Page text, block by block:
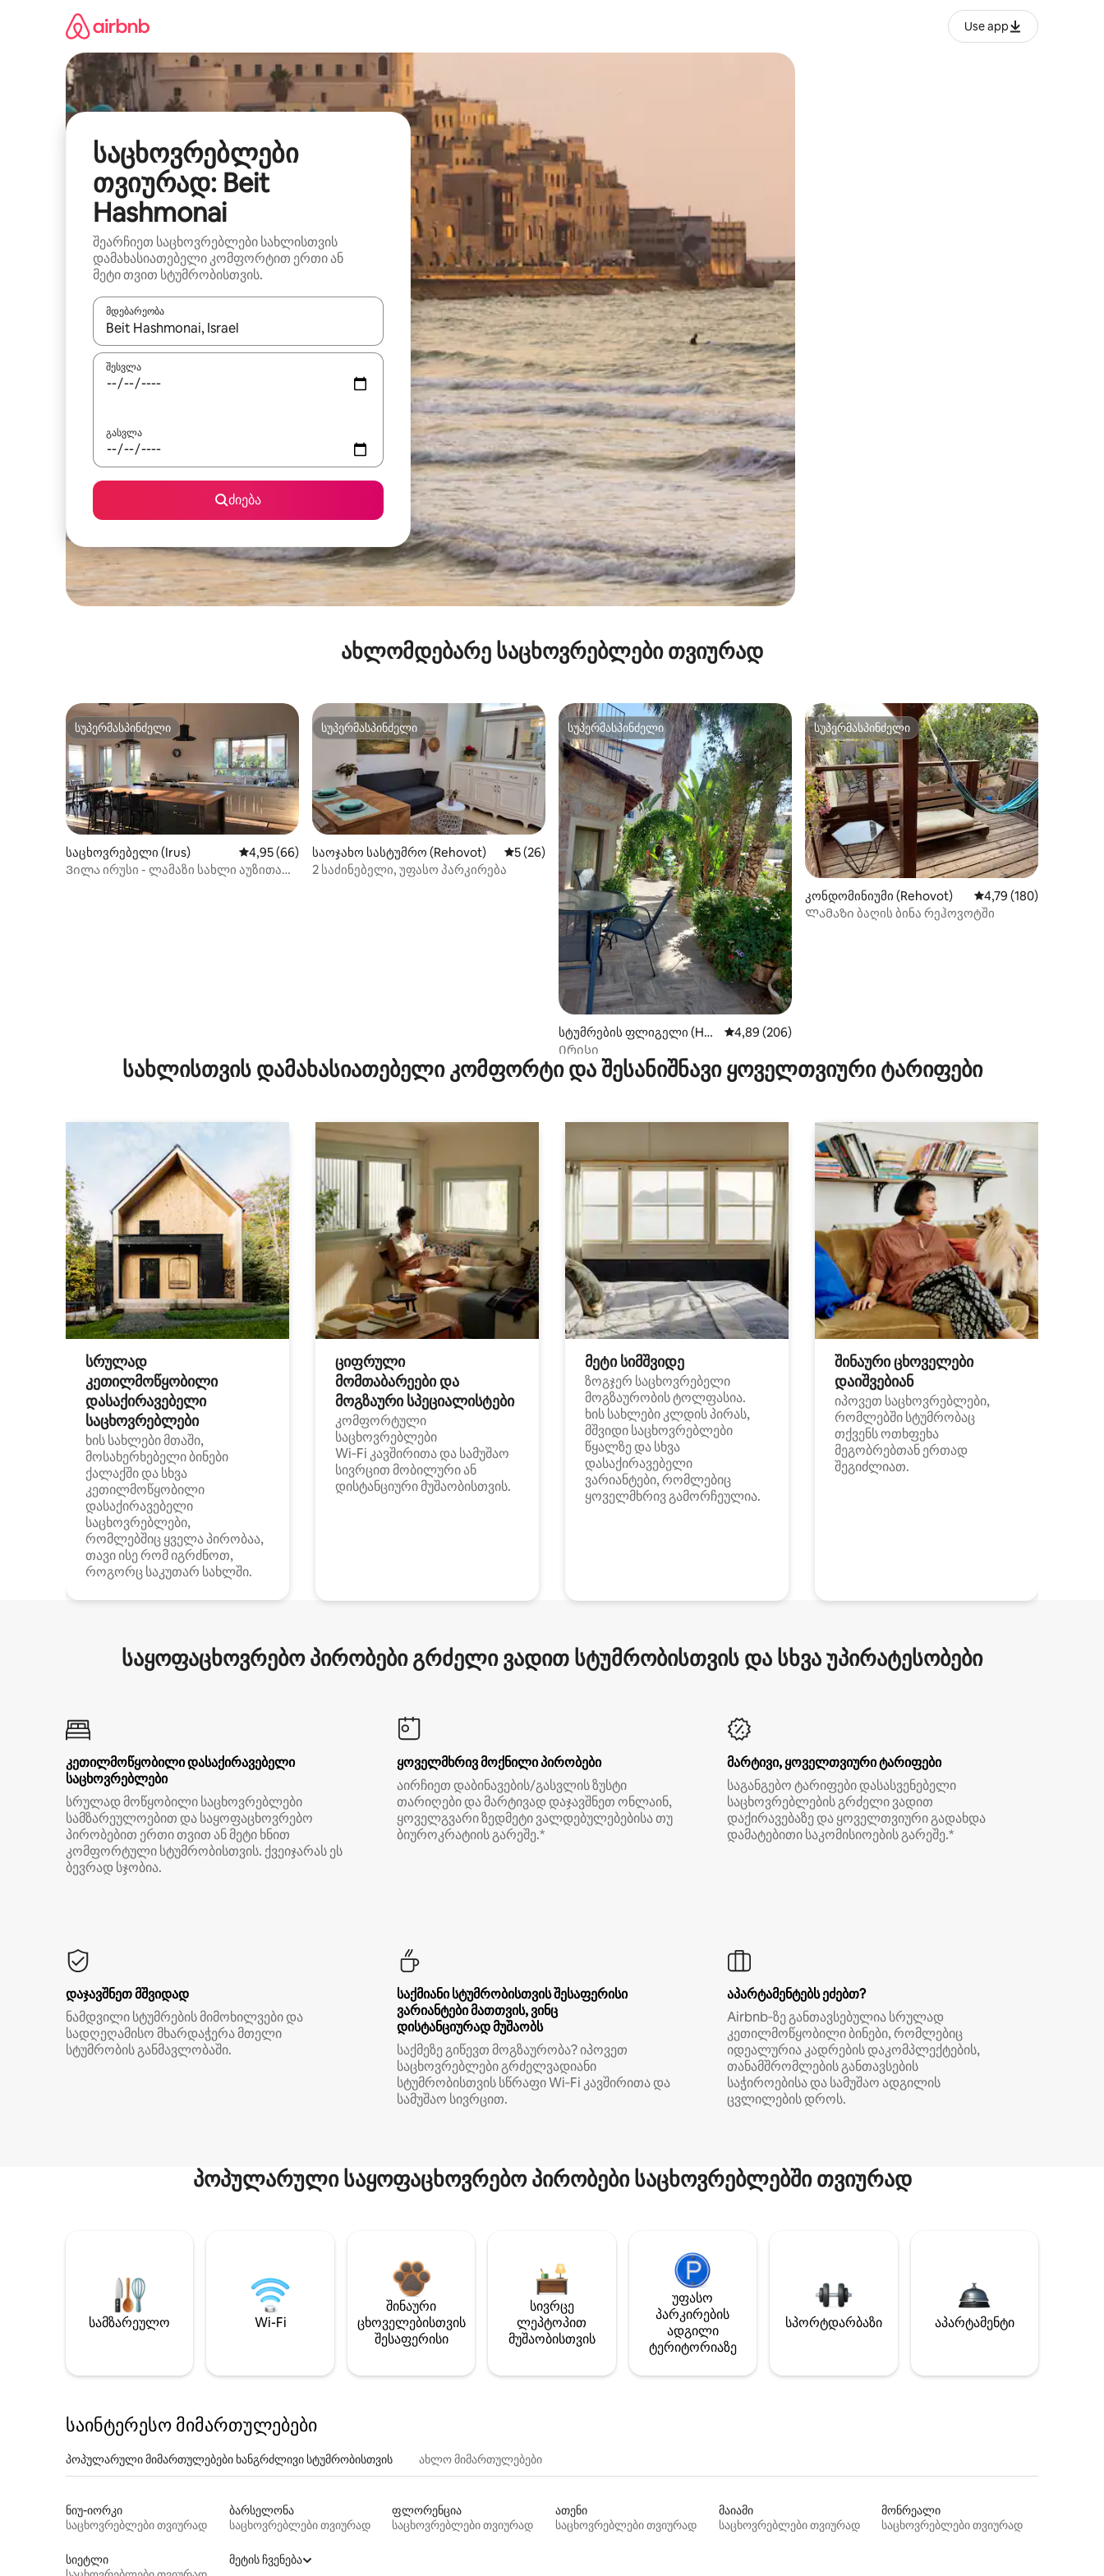
Use app
საცხოვრებლები
თვიურად: Beit
Hashmonai
შეარჩიეთ საცხოვრებლები სახლისთვის
დამახასიათებელი კომფორტით ერთი ან
მეტი თვით სტუმრობისთვის.
მდებარეობა
როცა შედეგები ხელმისაწვდომი გახდება, ნავიგაციისთვის გამოიყენეთ კლავიშები ზემოთ/ქვემოთ მიმართული ისრებით ან შეხებისა თუ თითის გასმის ჟესტები.
შესვლა
გასვლა
ძიება
ახლომდებარე საცხოვრებლები თვიურად
სუპერმასპინძელი
სუპერმასპინძელი
საცხოვრებელი (Irus) საშუალო შეფასებაა 5‑დან 4,95, 66 მიმოხილვა
4,95 (66)
Ვილა ირუსი - ლამაზი სახლი აუზითა
სუპერმასპინძელი
სუპერმასპინძელი
საოჯახო სასტუმრო (Rehovot) საშუალო შეფასებაა 5‑დან 5, 26 მიმოხილვა
5 (26)
2 საძინებელი, უფასო პარკირება
სუპერმასპინძელი
სუპერმასპინძელი
სტუმრების ფლიგელი (Has
hmona'im)
საშუალო შეფასებაა 5‑დან 4,89, 206 მიმოხილვა
4,89 (206)
Ირისი
სუპერმასპინძელი
სუპერმასპინძელი
კონდომინიუმი (Rehovot) საშუალო შეფასებაა
4,79 (180)
Ლამაზი ბაღის ბინა რეჰოვოტში
სახლისთვის დამახასიათებელი კომფორტი და შესანიშნავი ყოველთვიური ტარიფები
სრულად
კეთილმოწყობილი
დასაქირავებელი
საცხოვრებლები
ხის სახლები მთაში,
მოსახერხებელი ბინები
ქალაქში და სხვა
კეთილმოწყობილი
დასაქირავებელი
საცხოვრებლები,
რომლებშიც ყველა პირობაა,
თავი ისე რომ იგრძნოთ,
როგორც საკუთარ სახლში.
ციფრული
მომთაბარეები და
მოგზაური სპეციალისტები
კომფორტული
საცხოვრებლები
Wi‑Fi კავშირითა და სამუშაო
სივრცით მობილური ან
დისტანციური მუშაობისთვის.
მეტი სიმშვიდე
ზოგჯერ საცხოვრებელი
მოგზაურობის ტოლფასია.
ხის სახლები კლდის პირას,
მშვიდი საცხოვრებლები
წყალზე და სხვა
დასაქირავებელი
ვარიანტები, რომლებიც
ყოველმხრივ გამორჩეულია.
შინაური ცხოველები
დაიშვებიან
იპოვეთ საცხოვრებლები,
რომლებში სტუმრობაც
თქვენს ოთხფეხა
მეგობრებთან ერთად
შეგიძლიათ.
საყოფაცხოვრებო პირობები გრძელი ვადით სტუმრობისთვის და სხვა უპირატესობები
კეთილმოწყობილი დასაქირავებელი
საცხოვრებლები
სრულად მოწყობილი საცხოვრებლები
სამზარეულოებით და საყოფაცხოვრებო
პირობებით ერთი თვით ან მეტი ხნით
კომფორტული სტუმრობისთვის. ქვეიჯარას ეს
ბევრად სჯობია.
ყოველმხრივ მოქნილი პირობები
აირჩიეთ დაბინავების/გასვლის ზუსტი
თარიღები და მარტივად დაჯავშნეთ ონლაინ,
ყოველგვარი ზედმეტი ვალდებულებებისა თუ
ბიუროკრატიის გარეშე.*
მარტივი, ყოველთვიური ტარიფები
საგანგებო ტარიფები დასასვენებელი
საცხოვრებლების გრძელი ვადით
დაქირავებაზე და ყოველთვიური გადახდა
დამატებითი საკომისიოების გარეშე.*
დაჯავშნეთ მშვიდად
ნამდვილი სტუმრების მიმოხილვები და
სადღეღამისო მხარდაჭერა მთელი
სტუმრობის განმავლობაში.
საქმიანი სტუმრობისთვის შესაფერისი
ვარიანტები მათთვის, ვინც
დისტანციურად მუშაობს
საქმეზე გიწევთ მოგზაურობა? იპოვეთ
საცხოვრებლები გრძელვადიანი
სტუმრობისთვის სწრაფი Wi‑Fi კავშირითა და
სამუშაო სივრცით.
აპარტამენტებს ეძებთ?
Airbnb‑ზე განთავსებულია სრულად
კეთილმოწყობილი ბინები, რომლებიც
იდეალურია კადრების დაკომპლექტების,
თანამშრომლების განთავსების
საჭიროებისა და სამუშაო ადგილის
ცვლილების დროს.
პოპულარული საყოფაცხოვრებო პირობები საცხოვრებლებში თვიურად
სამზარეულო Wi-Fi
შინაური
ცხოველებისთვის
შესაფერისი
სივრცე
ლეპტოპით
მუშაობისთვის
უფასო
პარკირების
ადგილი
ტერიტორიაზე
სპორტდარბაზი აპარტამენტი
საინტერესო მიმართულებები
პოპულარული მიმართულებები ხანგრძლივი სტუმრობისთვის ახლო მიმართულებები
ნიუ-იორკი
საცხოვრებლები თვიურად
ბარსელონა
საცხოვრებლები თვიურად
ფლორენცია
საცხოვრებლები თვიურად
ათენი
საცხოვრებლები თვიურად
მაიამი
საცხოვრებლები თვიურად
მონრეალი
საცხოვრებლები თვიურად
სიეტლი
მეტის ჩვენება